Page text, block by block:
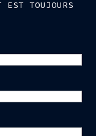
TOUJOURS